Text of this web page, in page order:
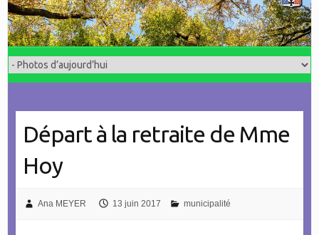
Départ à la retraite de Mme
Hoy
Ana MEYER 13 juin 2017 municipalité